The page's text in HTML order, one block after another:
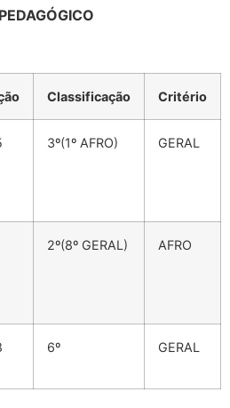
Classificação Critério
3º(1º AFRO) GERAL
2º(8º GERAL) AFRO
6º GERAL